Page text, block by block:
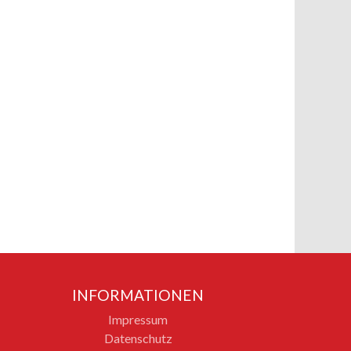
INFORMATIONEN
Impressum
Datenschutz